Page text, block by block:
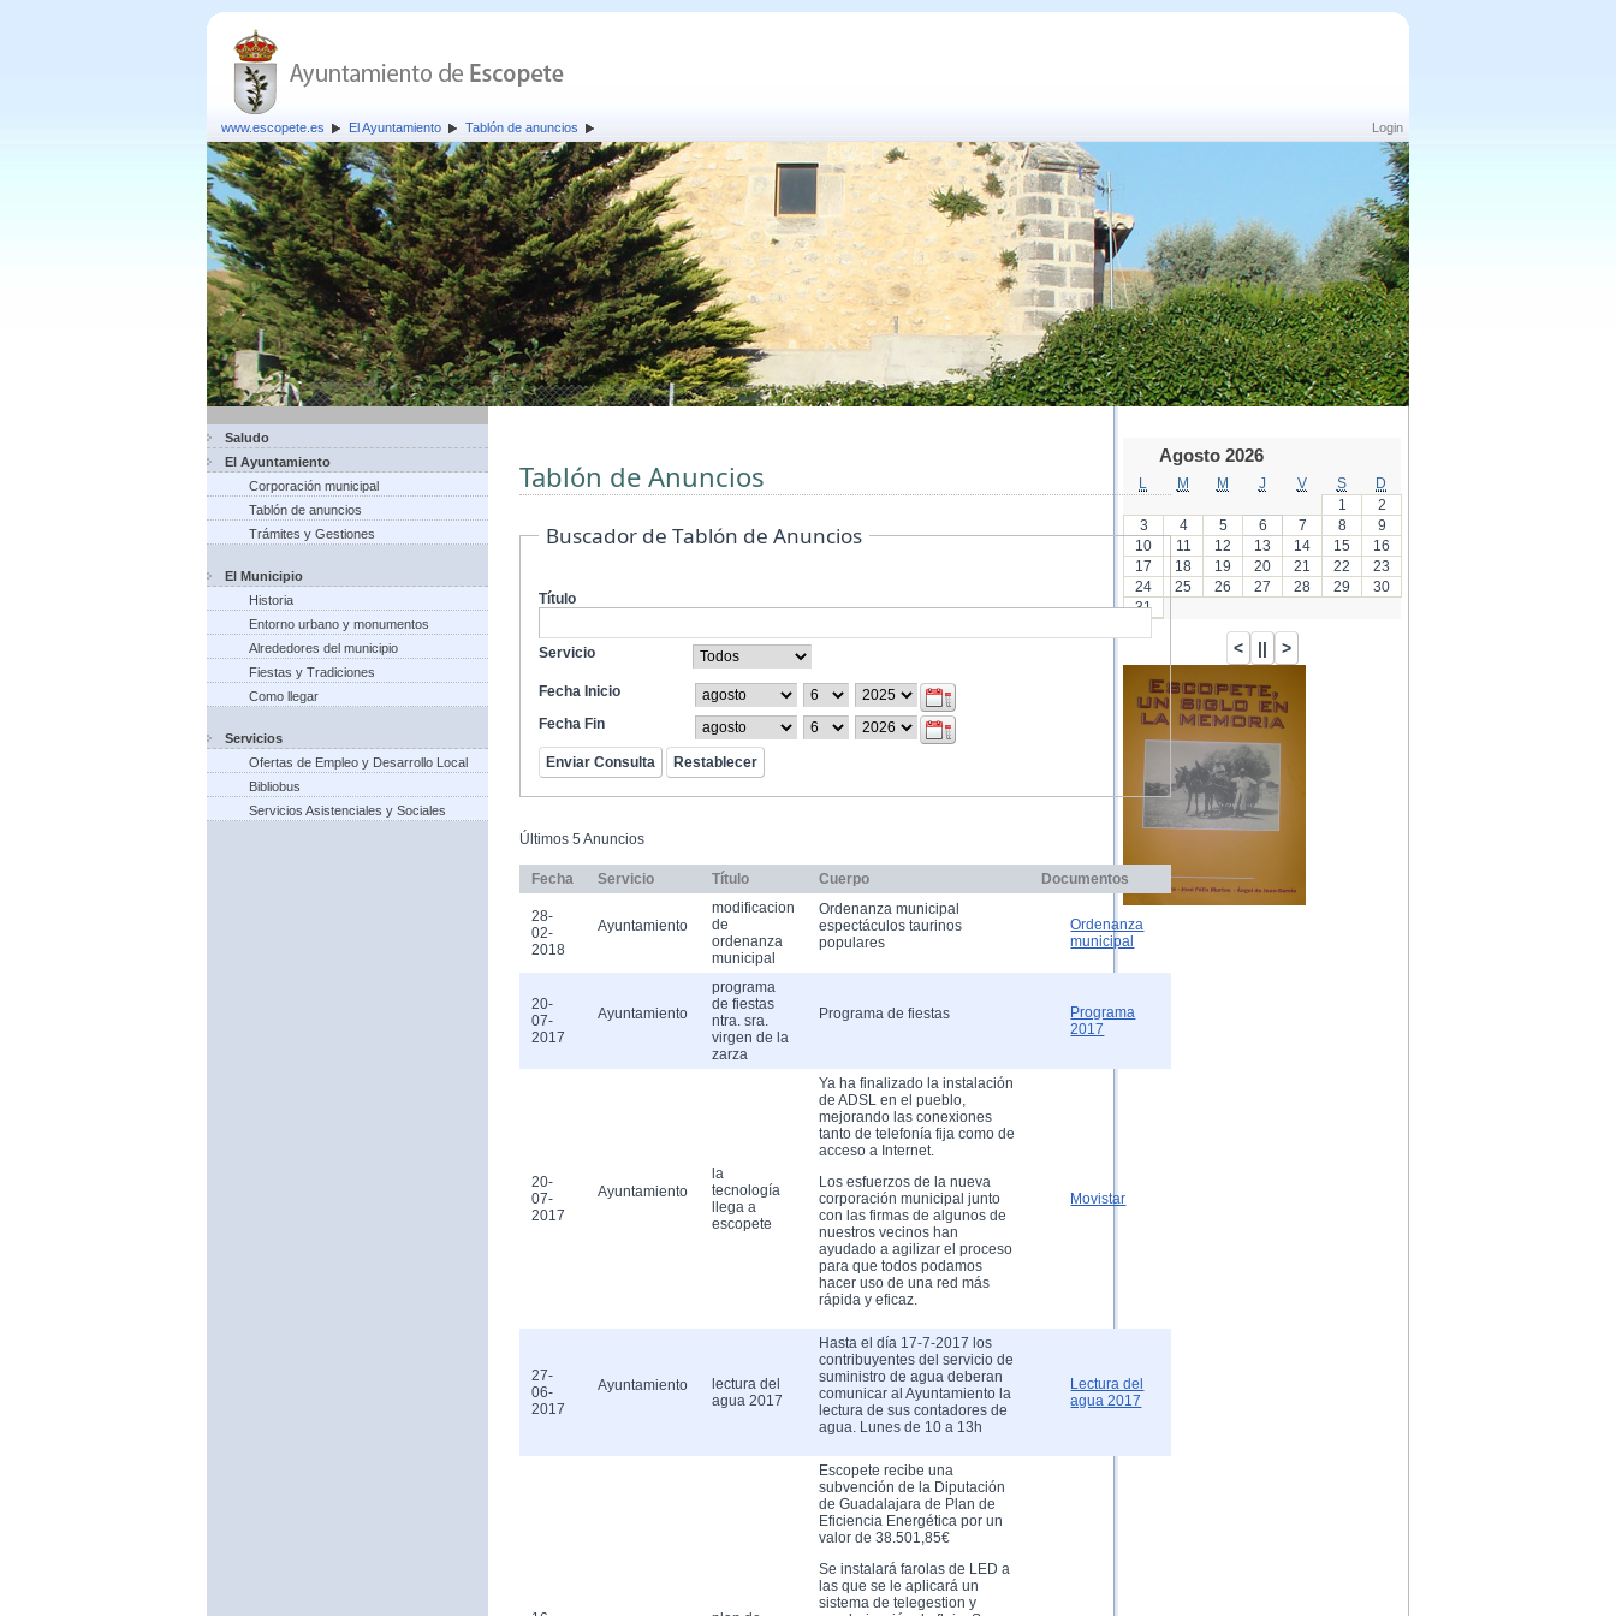
Login
www.escopete.es El Ayuntamiento Tablón de anuncios
Saludo
El Ayuntamiento
Corporación municipal
Tablón de anuncios
Trámites y Gestiones
El Municipio
Historia
Entorno urbano y monumentos
Alrededores del municipio
Fiestas y Tradiciones
Como llegar
Servicios
Ofertas de Empleo y Desarrollo Local
Bibliobus
Servicios Asistenciales y Sociales
Tablón de Anuncios
Buscador de Tablón de Anuncios
Título
Servicio
Fecha Inicio
Fecha Fin
Últimos 5 Anuncios
Fecha Servicio Título Cuerpo Documentos
28-
02-
2018
Ayuntamiento
modificacion
de
ordenanza
municipal
Ordenanza municipal
espectáculos taurinos
populares
Ordenanza
municipal
20-
07-
2017
Ayuntamiento
programa
de fiestas
ntra. sra.
virgen de la
zarza
Programa de fiestas
Programa
2017
20-
07-
2017
Ayuntamiento
la
tecnología
llega a
escopete
Ya ha finalizado la instalación
de ADSL en el pueblo,
mejorando las conexiones
tanto de telefonía fija como de
acceso a Internet.
Los esfuerzos de la nueva
corporación municipal junto
con las firmas de algunos de
nuestros vecinos han
ayudado a agilizar el proceso
para que todos podamos
hacer uso de una red más
rápida y eficaz.
Movistar
27-
06-
2017
Ayuntamiento
lectura del
agua 2017
Hasta el día 17-7-2017 los
contribuyentes del servicio de
suministro de agua deberan
comunicar al Ayuntamiento la
lectura de sus contadores de
agua. Lunes de 10 a 13h
Lectura del
agua 2017
Escopete recibe una
subvención de la Diputación
de Guadalajara de Plan de
Eficiencia Energética por un
valor de 38.501,85€
Se instalará farolas de LED a
las que se le aplicará un
sistema de telegestion y
Agosto 2026
M M J V S
D
1
2
3
4 5 6 7 8
9
10
11 12 13 14 15
16
17
18 19 20 21 22
23
24
25 26 27 28 29
30
31